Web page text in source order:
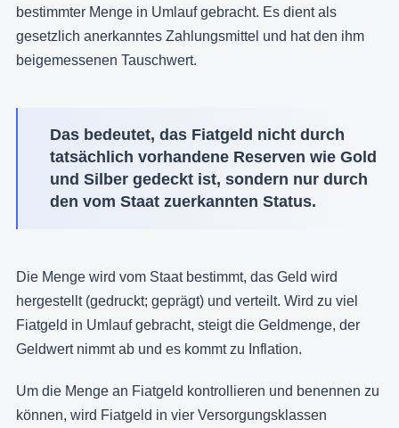
bestimmter Menge in Umlauf gebracht. Es dient als
gesetzlich anerkanntes Zahlungsmittel und hat den ihm
beigemessenen Tauschwert.
Das bedeutet, das Fiatgeld nicht durch
tatsächlich vorhandene Reserven wie Gold
und Silber gedeckt ist, sondern nur durch
den vom Staat zuerkannten Status.
Die Menge wird vom Staat bestimmt, das Geld wird
hergestellt (gedruckt; geprägt) und verteilt. Wird zu viel
Fiatgeld in Umlauf gebracht, steigt die Geldmenge, der
Geldwert nimmt ab und es kommt zu Inflation.
Um die Menge an Fiatgeld kontrollieren und benennen zu
können, wird Fiatgeld in vier Versorgungsklassen